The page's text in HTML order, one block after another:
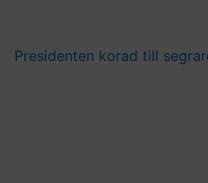
Presidenten korad till